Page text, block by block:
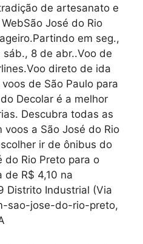
de artesanato e
José do Rio
em seg.,
8 de abr..Voo de
direto de ida
de São Paulo para
Decolar é a melhor
Descubra todas as
voos a São José do Rio
ir de ônibus do
do Rio Preto para o
de R$ 4,10 na
Distrito Industrial (Via
sao-jose-do-rio-preto,